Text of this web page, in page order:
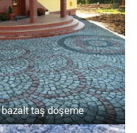
bazalt taş döşeme